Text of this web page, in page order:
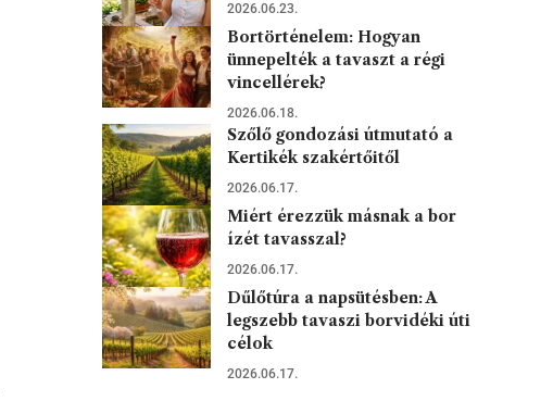
2026.06.23.
Bortörténelem: Hogyan
ünnepelték a tavaszt a régi
vincellérek?
2026.06.18.
Szőlő gondozási útmutató a
Kertikék szakértőitől
2026.06.17.
Miért érezzük másnak a bor
ízét tavasszal?
2026.06.17.
Dűlőtúra a napsütésben: A
legszebb tavaszi borvidéki úti
célok
2026.06.17.